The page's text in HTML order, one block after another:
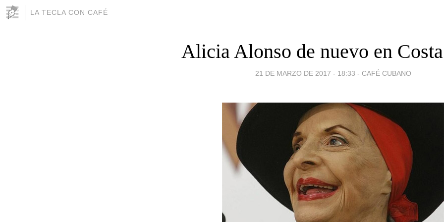
LA TECLA CON CAFÉ
Alicia Alonso de nuevo en
21 DE MARZO DE 2017 - 18:33 - CAFÉ CUBANO